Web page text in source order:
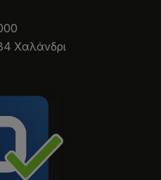
Χαλάνδρι